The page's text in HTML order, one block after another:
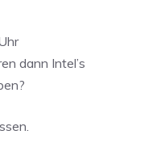
dann Intel’s